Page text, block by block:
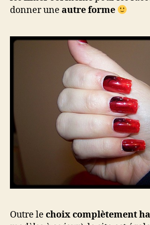
donner une autre forme
Outre le choix complètement